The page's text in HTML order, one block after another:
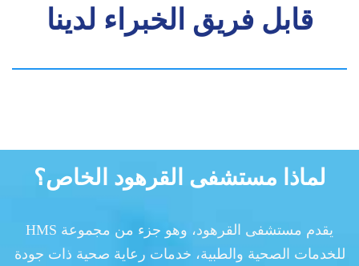
قابل فريق الخبراء لدينا
لماذا مستشفى القرهود الخاص؟
يقدم مستشفى القرهود، وهو جزء من مجموعة HMS
للخدمات الصحية والطبية، خدمات رعاية صحية ذات جودة